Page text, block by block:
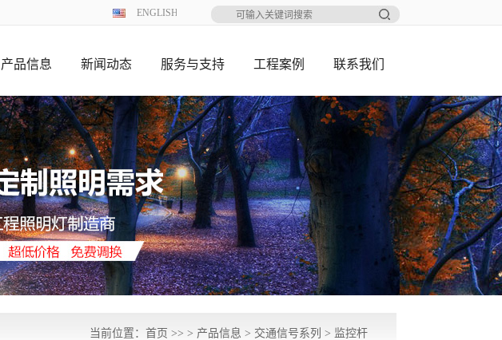
ENGLISH
产品信息 新闻动态 服务与支持 工程案例 联系我们
当前位置： 首页 >> > 产品信息 > 交通信号系列 > 监控杆